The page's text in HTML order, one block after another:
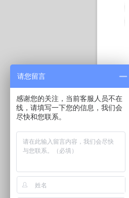
请您留言
感谢您的关注，当前客服人员不在
线，请填写一下您的信息，我们会
尽快和您联系。